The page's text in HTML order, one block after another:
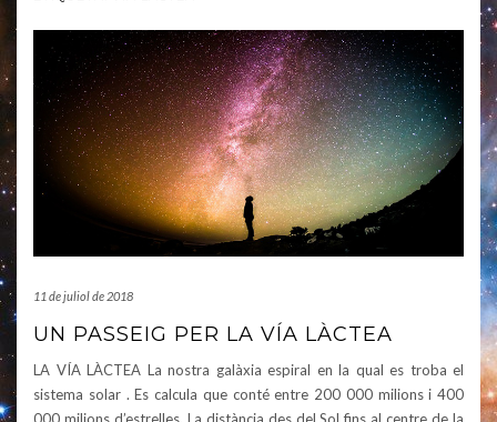
11 de juliol de 2018
UN PASSEIG PER LA VÍA LÀCTEA
LA VÍA LÀCTEA La nostra galàxia espiral en la qual es troba el
sistema solar . Es calcula que conté entre 200 000 milions i 400